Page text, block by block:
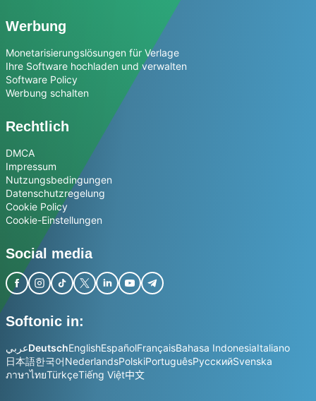
Werbung
Monetarisierungslösungen für Verlage
Ihre Software hochladen und verwalten
Software Policy
Werbung schalten
Rechtlich
DMCA
Impressum
Nutzungsbedingungen
Datenschutzregelung
Cookie Policy
Cookie-Einstellungen
Social media
Softonic in:
عربيDeutschEnglishEspañolFrançaisBahasa IndonesiaItaliano
日本語한국어NederlandsPolskiPortuguêsРусскийSvenska
ภาษาไทยTürkçeTiếng Việt中文